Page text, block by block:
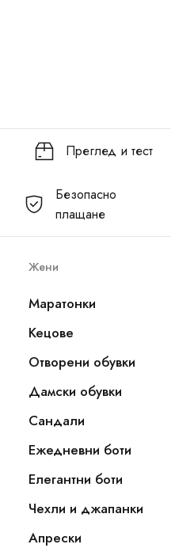
Преглед и тест
Безопасно
плащане
Жени
Маратонки
Кецове
Отворени обувки
Дамски обувки
Сандали
Ежедневни боти
Елегантни боти
Чехли и джапанки
Апрески